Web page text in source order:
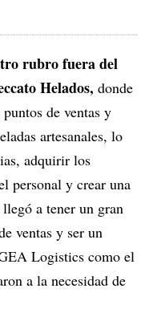
rubro fuera del
Helados, donde
de ventas y
artesanales, lo
adquirir los
personal y crear una
a tener un gran
ventas y ser un
Logistics como el
a la necesidad de